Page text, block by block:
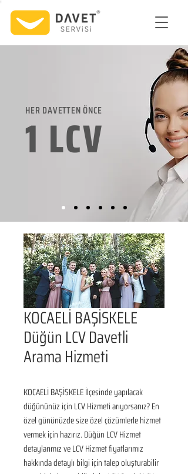
HER DAVETTEN ÖNCE
1 LCV
KOCAELİ BAŞİSKELE
Düğün LCV Davetli
Arama Hizmeti
KOCAELİ BAŞİSKELE İlçesinde yapılacak
düğününüz için LCV Hizmeti arıyorsanız? En
özel gününüzde size özel çözümlerle hizmet
vermek için hazırız. Düğün LCV Hizmet
detaylarımız ve LCV Hizmet fiyatlarımız
hakkında detaylı bilgi için talep oluşturabilir